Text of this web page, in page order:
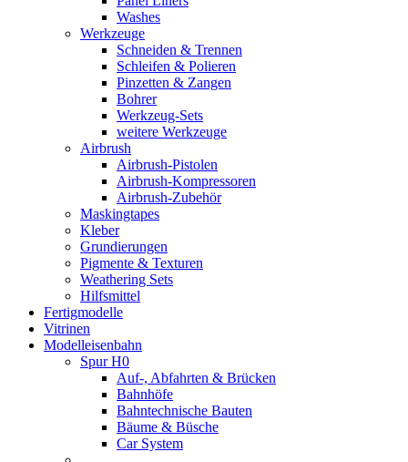
Washes
Werkzeuge
Schneiden & Trennen
Schleifen & Polieren
Pinzetten & Zangen
Bohrer
Werkzeug-Sets
weitere Werkzeuge
Airbrush
Airbrush-Pistolen
Airbrush-Kompressoren
Airbrush-Zubehör
Maskingtapes
Kleber
Grundierungen
Pigmente & Texturen
Weathering Sets
Hilfsmittel
Fertigmodelle
Vitrinen
Modelleisenbahn
Spur H0
Auf-, Abfahrten & Brücken
Bahnhöfe
Bahntechnische Bauten
Bäume & Büsche
Car System